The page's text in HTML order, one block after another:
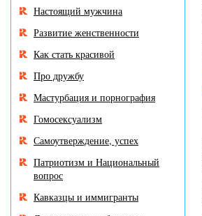
Настоящий мужчина
Развитие женственности
Как стать красивой
Про дружбу
Мастурбация и порнография
Гомосексуализм
Самоутверждение, успех
Патриотизм и Национальный
вопрос
Кавказцы и иммигранты